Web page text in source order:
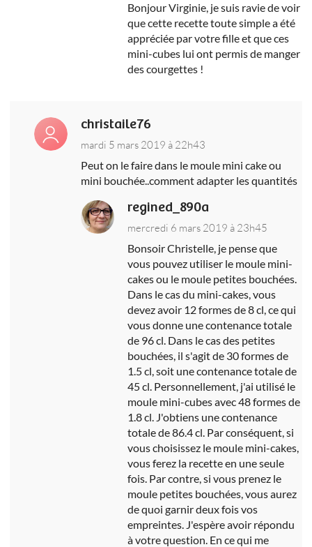
Bonjour Virginie, je suis ravie de voir
que cette recette toute simple a été
appréciée par votre fille et que ces
mini-cubes lui ont permis de manger
des courgettes !
christaile76
mardi 5 mars 2019 à 22h43
Peut on le faire dans le moule mini cake ou
mini bouchée..comment adapter les quantités
regined_890a
mercredi 6 mars 2019 à 23h45
Bonsoir Christelle, je pense que
vous pouvez utiliser le moule mini-
cakes ou le moule petites bouchées.
Dans le cas du mini-cakes, vous
devez avoir 12 formes de 8 cl, ce qui
vous donne une contenance totale
de 96 cl. Dans le cas des petites
bouchées, il s'agit de 30 formes de
1.5 cl, soit une contenance totale de
45 cl. Personnellement, j'ai utilisé le
moule mini-cubes avec 48 formes de
1.8 cl. J'obtiens une contenance
totale de 86.4 cl. Par conséquent, si
vous choisissez le moule mini-cakes,
vous ferez la recette en une seule
fois. Par contre, si vous prenez le
moule petites bouchées, vous aurez
de quoi garnir deux fois vos
empreintes. J'espère avoir répondu
à votre question. En ce qui me